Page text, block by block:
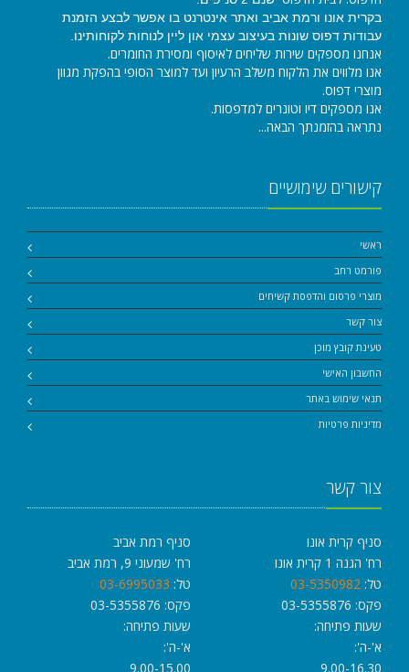
בקרית אונו ורמת אביב ואתר אינטרנט בו אפשר לבצע הזמנת
עבודות דפוס שונות בעיצוב עצמי און ליין לנוחות לקוחותינו.
אנחנו מספקים שירות שליחים לאיסוף ומסירת החומרים.
אנו מלווים את הלקוח משלב הרעיון ועד למוצר הסופי בהפקת מגוון
מוצרי דפוס.
אנו מספקים דיו וטונרים למדפסות.
נתראה בהזמנתך הבאה...
קישורים שימושיים
ראשי
פורמט רחב
מוצרי פרסום והדפסת קשיחים
צור קשר
טעינת קובץ מוכן
החשבון האישי
תנאי שימוש באתר
מדיניות פרטיות
צור קשר
סניף קרית אונו
רח' הגנה 1 קרית אונו
טל: 03-5350982
פקס: 03-5355876
שעות פתיחה:
א'-ה':
9.00-16.30
סניף רמת אביב
רח' שמעוני 9, רמת אביב
טל: 03-6995033
פקס: 03-5355876
שעות פתיחה:
א'-ה':
9.00-15.00